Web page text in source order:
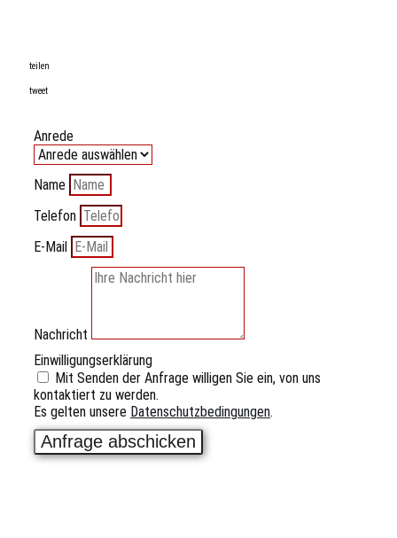
teilen
tweet
Anrede
Name
Telefon
E-Mail
Nachricht
Einwilligungserklärung
Mit Senden der Anfrage willigen Sie ein, von uns
kontaktiert zu werden.
Es gelten unsere Datenschutzbedingungen.
Anfrage abschicken